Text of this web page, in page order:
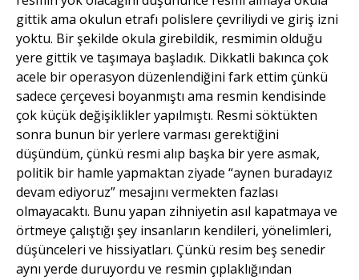
gittik ama okulun etrafı polislere çevriliydi ve giriş izni
yoktu. Bir şekilde okula girebildik, resmimin olduğu
yere gittik ve taşımaya başladık. Dikkatli bakınca çok
acele bir operasyon düzenlendiğini fark ettim çünkü
sadece çerçevesi boyanmıştı ama resmin kendisinde
çok küçük değişiklikler yapılmıştı. Resmi söktükten
sonra bunun bir yerlere varması gerektiğini
düşündüm, çünkü resmi alıp başka bir yere asmak,
politik bir hamle yapmaktan ziyade “aynen buradayız
devam ediyoruz” mesajını vermekten fazlası
olmayacaktı. Bunu yapan zihniyetin asıl kapatmaya ve
örtmeye çalıştığı şey insanların kendileri, yönelimleri,
düşünceleri ve hissiyatları. Çünkü resim beş senedir
aynı yerde duruyordu ve resmin çıplaklığından